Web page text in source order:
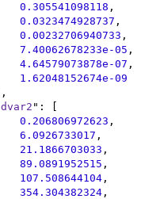
0.305541098118 ,
0.0323474928737 ,
0.00232706940733 ,
7.40062678233e-05 ,
4.64579073878e-07 ,
1.62048152674e-09
dvar2 ": [
0.206806972623 ,
6.0926733017 ,
21.1866703033 ,
89.0891952515 ,
107.508644104 ,
354.304382324 ,